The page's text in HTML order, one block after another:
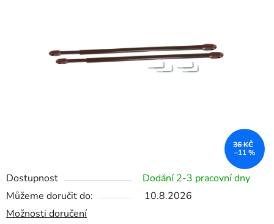
Dostupnost
Dodání 2-3 pracovní dny
Můžeme doručit do:
10.8.2026
Možnosti doručení
36 KČ
–11 %